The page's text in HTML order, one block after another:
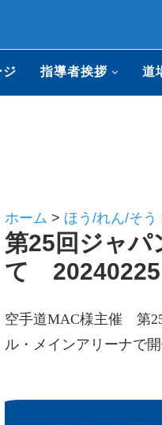
ジ 指導者挨拶 道
ホーム > ほう/れん/そう
第25回ジャパ
て 20240225
空手道MAC様主催 第
ル・メインアリーナで開